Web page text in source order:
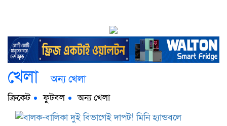
খেলা অন্য খেলা
ক্রিকেট ফুটবল অন্য খেলা